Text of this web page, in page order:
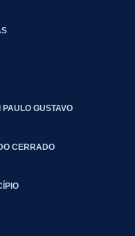
GUSTAVO
CERRADO